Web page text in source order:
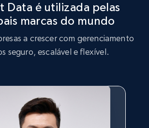
Biography, Awg
Comment engagement rate,
rate, Bio link, Predicted lang,
Data é utilizada pelas
marcas do mundo
a crescer com gerenciamento
seguro, escalável e flexível.